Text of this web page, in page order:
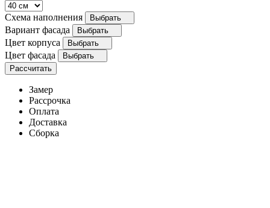
Схема наполнения Выбрать
Вариант фасада Выбрать
Цвет корпуса Выбрать
Цвет фасада
Выбрать
Рассчитать
Замер
Рассрочка
Оплата
Доставка
Сборка